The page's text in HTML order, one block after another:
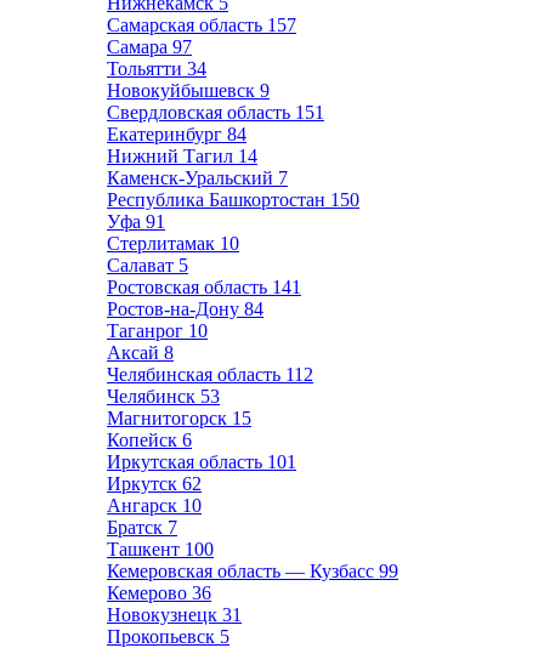
Самарская область 157
Самара 97
Тольятти 34
Новокуйбышевск 9
Свердловская область 151
Екатеринбург 84
Нижний Тагил 14
Каменск-Уральский 7
Республика Башкортостан 150
Уфа 91
Стерлитамак 10
Салават 5
Ростовская область 141
Ростов-на-Дону 84
Таганрог 10
Аксай 8
Челябинская область 112
Челябинск 53
Магнитогорск 15
Копейск 6
Иркутская область 101
Иркутск 62
Ангарск 10
Братск 7
Ташкент 100
Кемеровская область — Кузбасс 99
Кемерово 36
Новокузнецк 31
Прокопьевск 5